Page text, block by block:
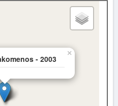
- 2003
×